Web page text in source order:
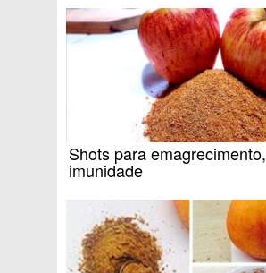
Shots para emagrecimento,
imunidade